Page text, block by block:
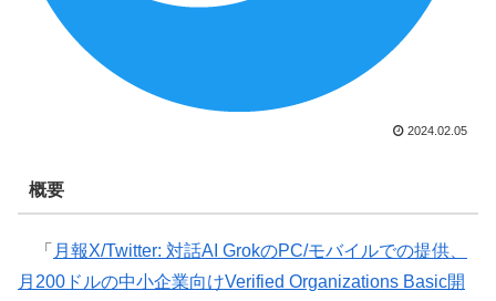
2024.02.05
概要
「 月報X/Twitter: 対話AI GrokのPC/モバイルでの提供、
月200ドルの中小企業向けVerified Organizations Basic開